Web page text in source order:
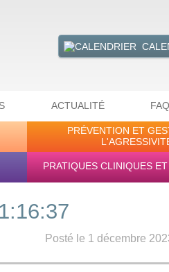
ACTUALITÉ FAQ
PRÉVENTION ET
PRATIQUES CLINIQUES
Posté le 1 décembre